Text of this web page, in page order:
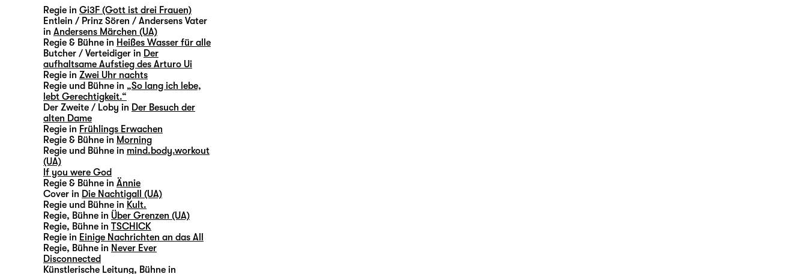
Regie in Gi3F (Gott ist drei Frauen)
Entlein / Prinz Sören / Andersens Vater
in Andersens Märchen (UA)
Regie & Bühne in Heißes Wasser für alle
Butcher / Verteidiger in Der
aufhaltsame Aufstieg des Arturo Ui
Regie in Zwei Uhr nachts
Regie und Bühne in „So lang ich lebe,
lebt Gerechtigkeit.“
Der Zweite / Loby in Der Besuch der
alten Dame
Regie in Frühlings Erwachen
Regie & Bühne in Morning
Regie und Bühne in mind.body.workout
(UA)
If you were God
Regie & Bühne in Ännie
Cover in Die Nachtigall (UA)
Regie und Bühne in Kult.
Regie, Bühne in Über Grenzen (UA)
Regie, Bühne in TSCHICK
Regie in Einige Nachrichten an das All
Regie, Bühne in Never Ever
Disconnected
Künstlerische Leitung, Bühne in